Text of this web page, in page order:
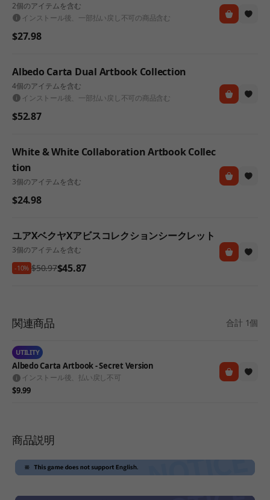
2個のアイテムを含む
インストール後、一部払い戻し不可の商品含む
$27.98
Albedo Carta Dual Artbook Collection
4個のアイテムを含む
インストール後、一部払い戻し不可の商品含む
$52.87
White & White Collaboration Artbook Collec
tion
3個のアイテムを含む
$24.98
ユアXベクヤXアビスコレクションシークレット
3個のアイテムを含む
-10% $50.97$45.87
関連商品 合計 1個
UTILITY
Albedo Carta Artbook - Secret Version
インストール後、払い戻し不可
$9.99
商品説明